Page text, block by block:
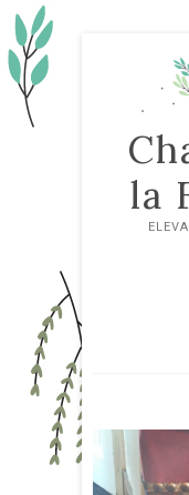
la